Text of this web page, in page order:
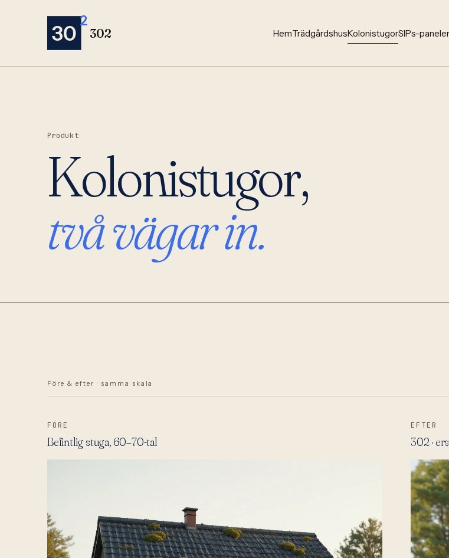
30 2
302 HemTrädgårdshusKolonistugorSIPs-
Produkt
Kolonistugor,
två vägar in.
Före & efter · samma skala
FÖRE
Befintlig stuga, 60–70-tal
EFTER
302 ·